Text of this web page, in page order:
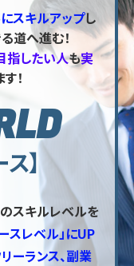
スキルアップし
道へ進む！
指したい人も実
！
】
スキルレベルを
スレベル」にUP
ーランス、副業